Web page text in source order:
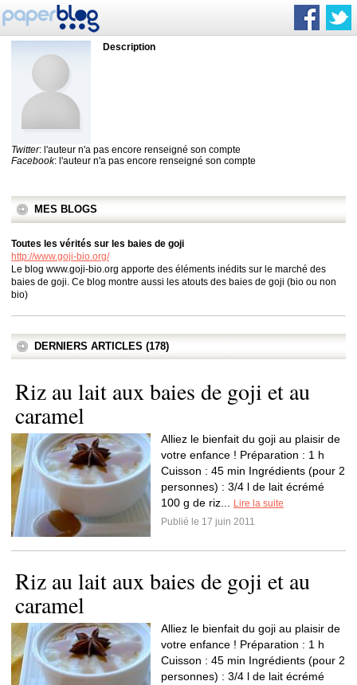
Description
Twitter: l'auteur n'a pas encore renseigné son compte
Facebook: l'auteur n'a pas encore renseigné son compte
MES BLOGS
Toutes les vérités sur les baies de goji
http://www.goji-bio.org/
Le blog www.goji-bio.org apporte des éléments inédits sur le marché des
baies de goji. Ce blog montre aussi les atouts des baies de goji (bio ou non
bio)
DERNIERS ARTICLES (178)
Riz au lait aux baies de goji et au
caramel
Alliez le bienfait du goji au plaisir de
votre enfance ! Préparation : 1 h
Cuisson : 45 min Ingrédients (pour 2
personnes) : 3/4 l de lait écrémé
100 g de riz...
Lire la suite
Publié le 17 juin 2011
Riz au lait aux baies de goji et au
caramel
Alliez le bienfait du goji au plaisir de
votre enfance ! Préparation : 1 h
Cuisson : 45 min Ingrédients (pour 2
personnes) : 3/4 l de lait écrémé